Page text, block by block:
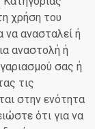
χρήση του
να ανασταλεί ή
αναστολή ή
σας ή
τις
στην ενότητα
ότι για να